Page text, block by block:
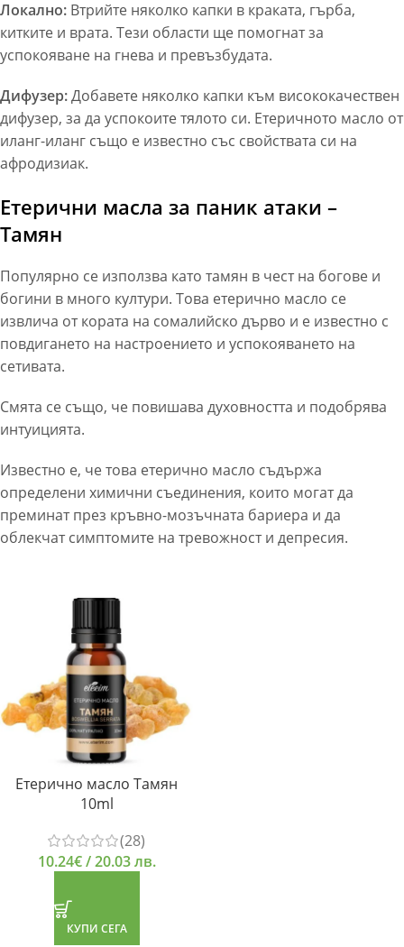
Локално: Втрийте няколко капки в краката, гърба,
китките и врата. Тези области ще помогнат за
успокояване на гнева и превъзбудата.
Дифузер:Добавете няколко капки към висококачествен
дифузер, за да успокоите тялото си. Етеричното масло от
иланг-иланг също е известно със свойствата си на
афродизиак.
Етерични масла за паник атаки –
Тамян
Популярно се използва като тамян в чест на богове и
богини в много култури. Това етерично масло се
извлича от кората на сомалийско дърво и е известно с
повдигането на настроението и успокояването на
сетивата.
Смята се също, че повишава духовността и подобрява
интуицията.
Известно е, че това етерично масло съдържа
определени химични съединения, които могат да
преминат през кръвно-мозъчната бариера и да
облекчат симптомите на тревожност и депресия.
Етерично масло Тамян
10ml
(28)
10.24€/ 20.03 лв.
КУПИ СЕГА